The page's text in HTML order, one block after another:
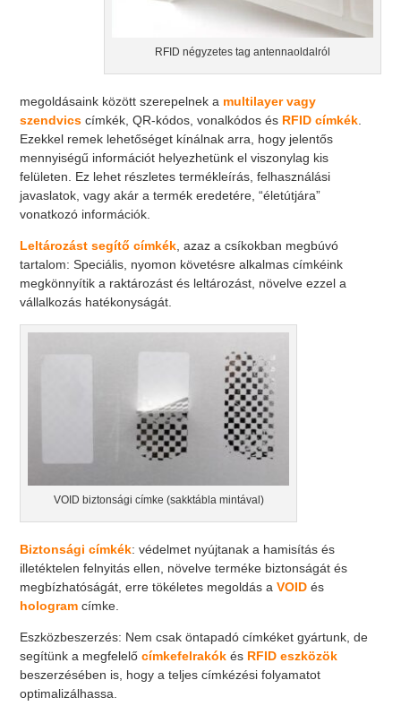
RFID négyzetes tag antennaoldalról
megoldásaink között szerepelnek a multilayer vagy
szendvics címkék, QR-kódos, vonalkódos és RFID címkék
Ezekkel remek lehetőséget kínálnak arra, hogy jelentős
mennyiségű információt helyezhetünk el viszonylag kis
felületen. Ez lehet részletes termékleírás, felhasználási
javaslatok, vagy akár a termék eredetére, “életútjára”
vonatkozó információk.
Leltározást segítő címkék , azaz a csíkokban megbúvó
tartalom: Speciális, nyomon követésre alkalmas címkéink
megkönnyítik a raktározást és leltározást, növelve ezzel a
vállalkozás hatékonyságát.
VOID biztonsági címke (sakktábla mintával)
Biztonsági címkék: védelmet nyújtanak a hamisítás és
illetéktelen felnyitás ellen, növelve terméke biztonságát és
megbízhatóságát, erre tökéletes megoldás aVOID és
hologram címke.
Eszközbeszerzés: Nem csak öntapadó címkéket gyártunk, de
segítünk a megfelelőcímkefelrakók és RFID eszközök
beszerzésében is, hogy a teljes címkézési folyamatot
optimalizálhassa.